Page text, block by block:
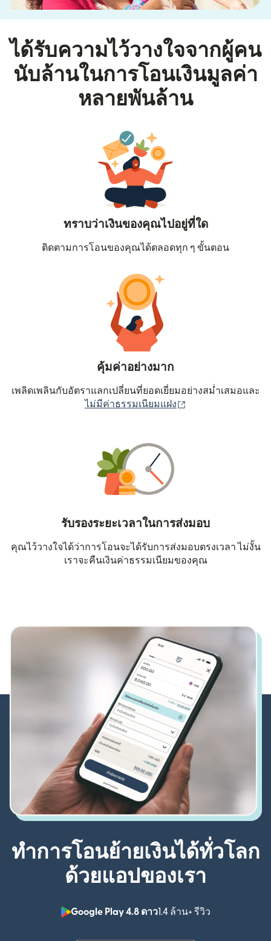
ได้รับความไว้วางใจจากผู้คน
นับล้านในการโอนเงินมูลค่า
หลายพันล้าน
ทราบว่าเงินของคุณไปอยู่ที่ใด
ติดตามการโอนของคุณได้ตลอดทุก ๆ ขั้นตอน
คุ้มค่าอย่างมาก
เพลิดเพลินกับอัตราแลกเปลี่ยนที่ยอดเยี่ยมอย่างสม่ำเสมอและ
ไม่มีค่าธรรมเนียมแฝง
รับรองระยะเวลาในการส่งมอบ
คุณไว้วางใจได้ว่าการโอนจะได้รับการส่งมอบตรงเวลา ไม่งั้น
เราจะคืนเงินค่าธรรมเนียมของคุณ
ทำการโอนย้ายเงินได้ทั่วโลก
ด้วยแอปของเรา
Google Play 4.8 ดาว1.4 ล้าน+ รีวิว
(เปิดในหน้าต่